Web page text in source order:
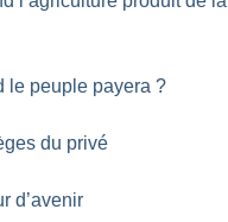
le peuple payera ?
du privé
d’avenir